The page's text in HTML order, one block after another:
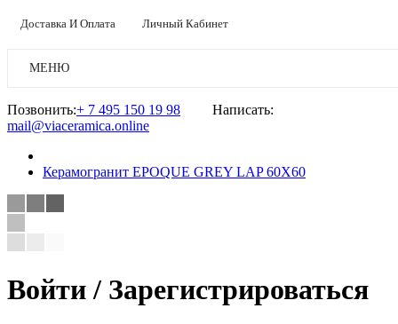
Доставка И Оплата Личный Кабинет
МЕНЮ
Позвонить:+ 7 495 150 19 98 Написать:
mail@viaceramica.online
Керамогранит EPOQUE GREY LAP 60X60
Войти / Зарегистрироваться